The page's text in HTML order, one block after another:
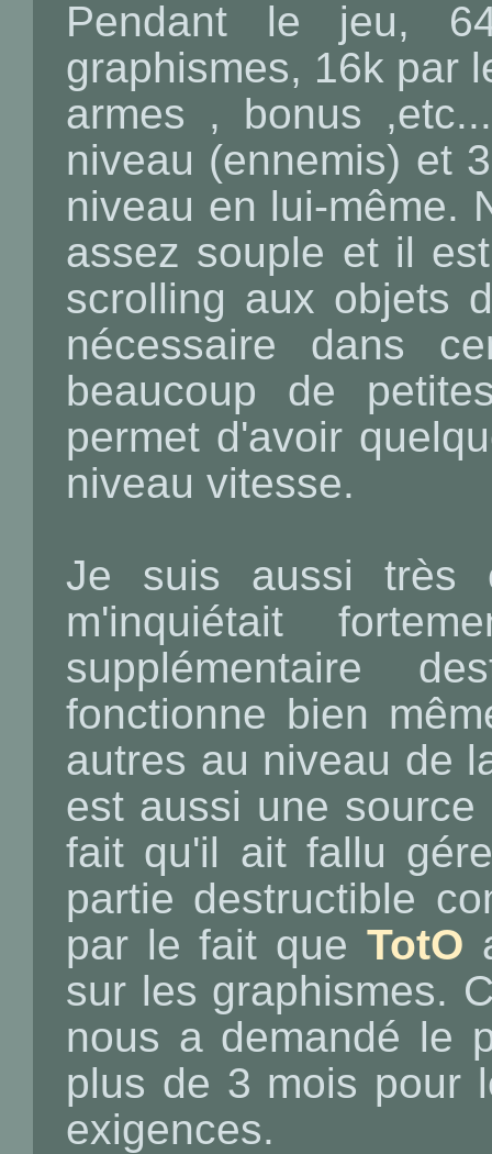
Pendant le jeu,
graphismes, 16k par
armes , bonus
niveau (ennemis) et
niveau en lui-même.
assez souple et il
scrolling aux objets
nécessaire dans
beaucoup de
permet d'avoir
niveau vitesse.
Je suis aussi très
m'inquiétait
supplémentaire
fonctionne bien
autres au niveau de
est aussi une
fait qu'il ait fallu
partie destructible
par le fait que TotO
sur les graphismes.
nous a demandé le
plus de 3 mois pour
exigences.